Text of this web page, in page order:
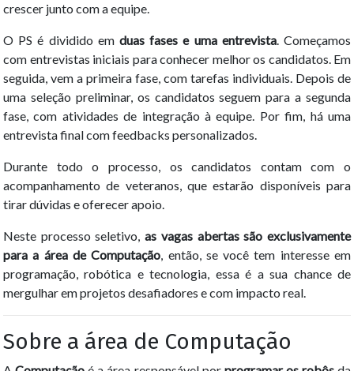
crescer junto com a equipe.
O PS é dividido em duas fases e uma entrevista. Começamos
com entrevistas iniciais para conhecer melhor os candidatos. Em
seguida, vem a primeira fase, com tarefas individuais. Depois de
uma seleção preliminar, os candidatos seguem para a segunda
fase, com atividades de integração à equipe. Por fim, há uma
entrevista final com feedbacks personalizados.
Durante todo o processo, os candidatos contam com o
acompanhamento de veteranos, que estarão disponíveis para
tirar dúvidas e oferecer apoio.
Neste processo seletivo,as vagas abertas são exclusivamente
para a área de Computação, então, se você tem interesse em
programação, robótica e tecnologia, essa é a sua chance de
mergulhar em projetos desafiadores e com impacto real.
Sobre a área de Computação